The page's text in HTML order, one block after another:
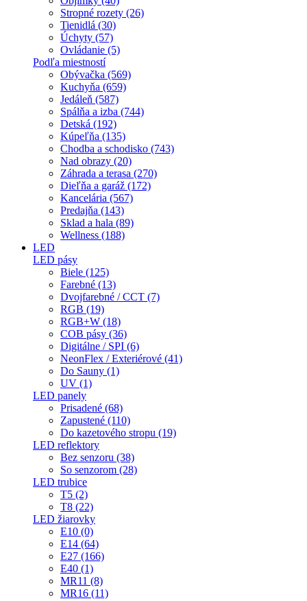
Stropné rozety (26)
Tienidlá (30)
Úchyty (57)
Ovládanie (5)
Podľa miestností
Obývačka (569)
Kuchyňa (659)
Jedáleň (587)
Spálňa a izba (744)
Detská (192)
Kúpeľňa (135)
Chodba a schodisko (743)
Nad obrazy (20)
Záhrada a terasa (270)
Dieľňa a garáž (172)
Kancelária (567)
Predajňa (143)
Sklad a hala (89)
Wellness (188)
LED
LED pásy
Biele (125)
Farebné (13)
Dvojfarebné / CCT (7)
RGB (19)
RGB+W (18)
COB pásy (36)
Digitálne / SPI (6)
NeonFlex / Exteriérové (41)
Do Sauny (1)
UV (1)
LED panely
Prisadené (68)
Zapustené (110)
Do kazetového stropu (19)
LED reflektory
Bez senzoru (38)
So senzorom (28)
LED trubice
T5 (2)
T8 (22)
LED žiarovky
E10 (0)
E14 (64)
E27 (166)
E40 (1)
MR11 (8)
MR16 (11)